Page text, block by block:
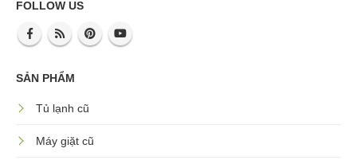
FOLLOW US
SẢN PHẨM
Tủ lạnh cũ
Máy giặt cũ